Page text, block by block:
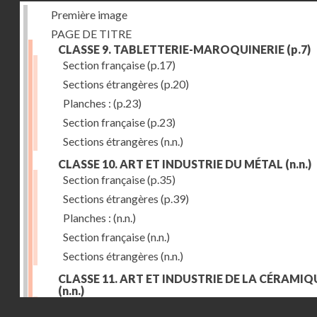
Première image
PAGE DE TITRE
CLASSE 9. TABLETTERIE-MAROQUINERIE (p.7)
Section française(p.17)
Sections étrangères (p.20)
Planches : (p.23)
Section française(p.23)
Sections étrangères (n.n.)
CLASSE 10. ART ET INDUSTRIE DU MÉTAL (n.n.)
Section française(p.35)
Sections étrangères (p.39)
Planches : (n.n.)
Section française(n.n.)
Sections étrangères (n.n.)
CLASSE 11. ART ET INDUSTRIE DE LA
(n.n.)